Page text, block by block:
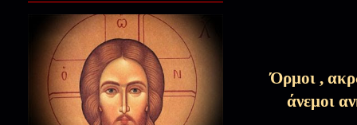
Αν έχει Κύριε ο Παράδεισός Σου
Ζεστό φιλί στο χέρι...(Αγία
Όρμοι ,
άνεμοι